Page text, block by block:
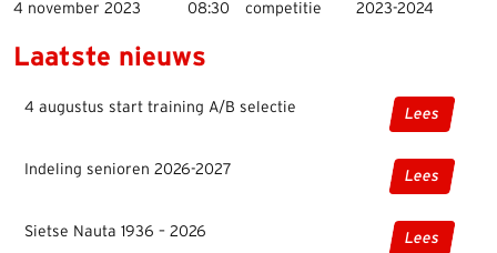
4 november 2023
08:30 competitie 2023-2024
Laatste nieuws
4 augustus start training A/B selectie Lees
Indeling senioren 2026-2027 Lees
Sietse Nauta 1936 – 2026 Lees